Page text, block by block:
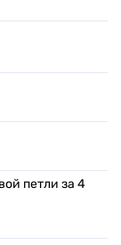
петли за 4